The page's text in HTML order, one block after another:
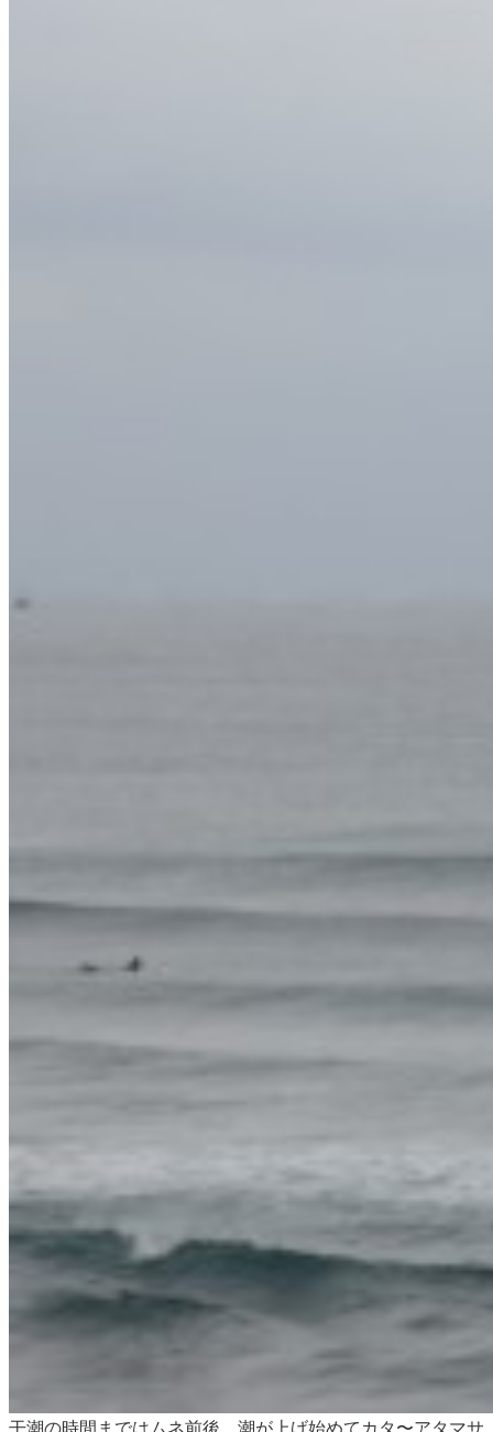
干潮の時間まではムネ前後、潮が上げ始めてカタ〜アタマサ